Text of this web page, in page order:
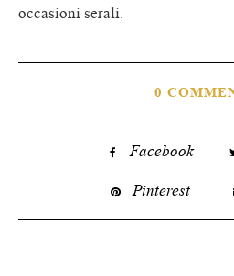
occasioni serali.
0
Facebook
Pinterest